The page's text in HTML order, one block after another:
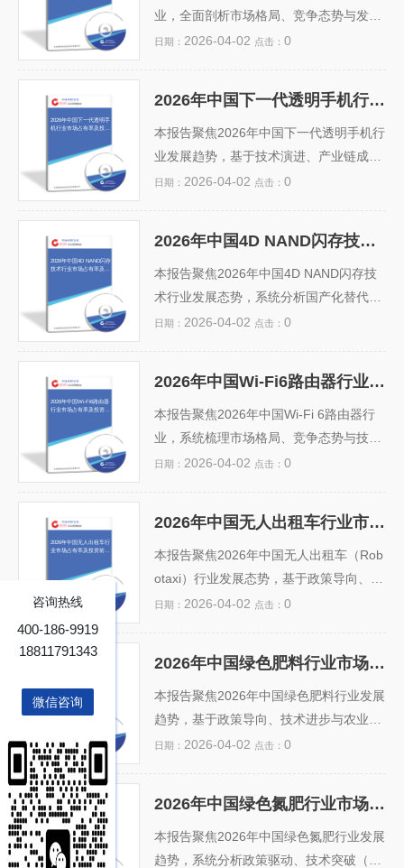
元，头部企业（如字节、腾讯、华为及新
兴创业公司）合计市占率将超65%。同
并提出“技术+内容+场景”协同投资策略，
建议...
业，全面剖析市场格局、竞争态势与发展
趋势。通过实地调研、企业访谈及权威数
船坞设计、建造及智能化升级中的市场份
额与技术优势。数据显示，2026年行业集
中度持续提升，前五企业合计市占率预计
超65%，智能化、绿色化浮船坞成为新增
激增等驱动因素，评估投资风险与回报周
期，为资本布局、企业战略及...
日期： 2026-04-02 点击： 0
2026年中国下一代透明手
机行业市场占有率及投资
2026年中国下一代透明手机行业市场占有率及投资前景预测分析报告
本报告聚焦2026年中国下一代透明手机行
业发展趋势，基于技术演进、产业链成熟
度及终端应用需求，系统分析行业市场占
破，透明手机正从概念产品迈向商业化初
期，预计2026年市场规模将突破45亿
元，头部厂商（如华为、小米及新兴光学
科技企业）合计市占率超65%。报告还评
互、数字橱窗等高潜力应用场景展开投资
前景研判，为产业链企业、投资机构及政
策制定者...
日期： 2026-04-02 点击： 0
2026年中国4D NAND闪存
技术行业市场占有率及投
2026年中国4D NAND闪存技术行业市场占有率及投资前景预测分析报告
本报告聚焦2026年中国4D NAND闪存技
术行业发展态势，系统分析国产化替代进
程、长江存储、长鑫存储等头部企业的技
数突破（如232层以上）等核心指标，测
算国内4D NAND在智能手机、SSD、数据
中心存储等终端市场的占有率预期。数据
显示，2026年国产4D NAND市占率有望
术专利壁垒及国际供应链风险，指出AI驱
动的...
日期： 2026-04-02 点击： 0
2026年中国Wi-Fi6路由器
行业市场占有率及投资前
2026年中国Wi-Fi6路由器行业市场占有率及投资前景预测分析报告
本报告聚焦2026年中国Wi-Fi 6路由器行
业，系统梳理市场格局、竞争态势与技术
演进趋势。基于对华为、TP-Link、小
68%，华为与TP-Link稳居前二。报告指
出，千兆宽带普及、智能家居渗透率提升
及Wi-Fi 6E商用加速，将持续驱动市场扩
容，预计2026年市场规模将突破220亿
化竞争加剧及Wi-Fi 7提前布局带来的...
日期： 2026-04-02 点击： 0
2026年中国无人出租车行
业市场占有率及投资前景
2026年中国无人出租车行业市场占有率及投资前景预测分析报告
本报告聚焦2026年中国无人出租车（Rob
otaxi）行业发展态势，基于政策导向、技
术成熟度、路测进展、商业化落地案例及
测，到2026年，我国无人出租车将在北上
广深及武汉、重庆等20余个试点城市实现
规模化运营，市场渗透率有望达1.2%，头
部企业（如小马智行、萝卜快跑、文远知
路协同基建缺口及盈利路径瓶颈，提出“技
术+运营...
日期： 2026-04-02 点击： 0
市场占有率及投资前景预
测分析报告
2026年中国绿色肥料行业市场占有率及投资前景预测分析报告
本报告聚焦2026年中国绿色肥料行业发展
趋势，基于政策导向、技术进步与农业绿
色转型需求，系统分析行业市场占有率格
肥，头部企业市占率持续提升，CR5预计
达35%以上。报告结合“双碳”目标、耕地
质量提升行动及化肥减量增效政策，预测
日期： 2026-04-02 点击： 0
2026年中国绿色氮肥行业
市场占有率及投资前景预
测分析报告
2026年中国绿色氮肥行业市场占有率及投资前景预测分析报告
本报告聚焦2026年中国绿色氮肥行业发展
趋势，系统分析政策驱动、技术突破（如
咨询热线
400-186-9919
18811791343
微信咨询